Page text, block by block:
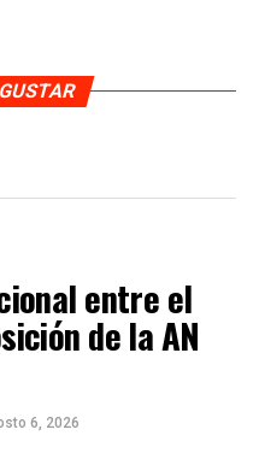
entre el
de la AN
6, 2026